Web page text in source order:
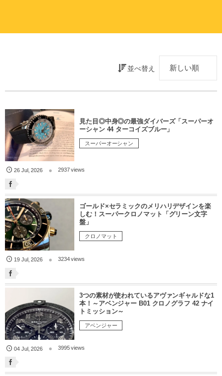
並べ替え
見た目◎中身◎の最強ダイバーズ「スーパーオ
ーシャン 44 ターコイズブルー」
スーパーオーシャン
26 Jul ,2026 2937 views
ゴールド×セラミックのメリハリデザインを楽
しむ！スーパークロノマット「グリーン文字
盤」
クロノマット
19 Jul,2026 3234 views
3つの素材が使われているアヴァンギャルドな1
本！～アベンジャー B01 クロノグラフ 42 ナイ
トミッション～
アベンジャー
04 Jul,2026 3995 views